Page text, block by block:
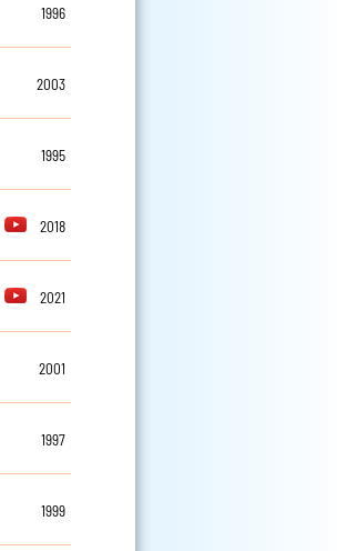
1996
2003
1995
2018
2021
2001
1997
1999